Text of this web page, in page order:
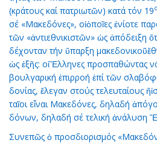
(κρά­τους καί πα­τρι­ω­τῶν) κα­τά τόν 19ο
σέ «Μα­κε­δό­νες», οἱὁ­ποῖ­ες ἐ­νί­ο­τε
τῶν «ἀν­τι­ε­θνι­κι­στῶν» ὡς ἀ­πό­δει­ξη
δέ­χον­ταν τήν ὕ­παρ­ξη
ὡς ἑ­ξῆς: οἱἝλ­λη­νες προ­σπα­θών­τας
βουλ­γα­ρι­κή ἐ­πιρ­ρο­ή ἐ­πί τῶν
δο­νί­ας, ἔ­λε­γαν στούς τε­λευ­ταί­ους
ταῖ­οι εἶ­ναι Μα­κε­δό­νες, δη­λα­δή
δό­νων, δη­λα­δή σέ τε­λι­κή ἀ­νά­λυ­ση
Συ­νε­πῶς ὁ προσ­δι­ο­ρι­σμός